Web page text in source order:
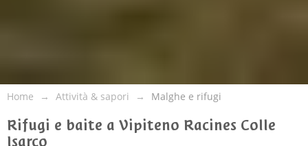
Home Attività & sapori Malghe e rifugi
Rifugi e baite a Vipiteno Racines Colle
Isarco